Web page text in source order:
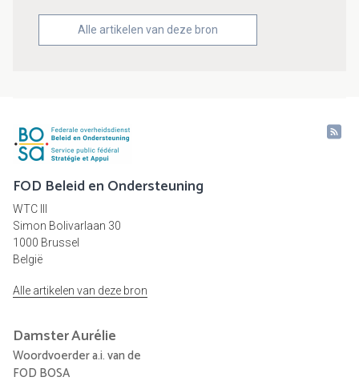
Alle artikelen van deze bron
FOD Beleid en Ondersteuning
WTC III
Simon Bolivarlaan 30
1000 Brussel
België
Alle artikelen van deze bron
DamsterAurélie
Woordvoerder a.i. van de
FOD BOSA